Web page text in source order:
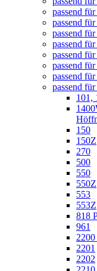
passend
passend
passend
passend
passend
passend
passend
passend
101,
150
150Z
270
500
550
550Z
553
553Z
818
961
2201
2202